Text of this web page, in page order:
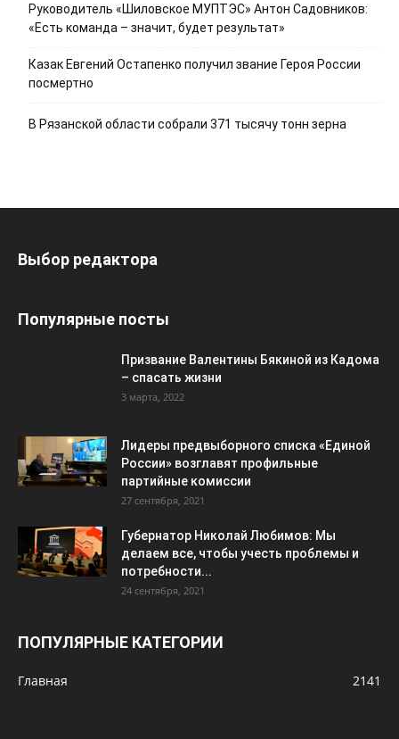
Руководитель «Шиловское МУПТЭС» Антон Садовников:
«Есть команда – значит, будет результат»
Казак Евгений Остапенко получил звание Героя России
посмертно
В Рязанской области собрали 371 тысячу тонн зерна
Выбор редактора
Популярные посты
Призвание Валентины Бякиной из Кадома
– спасать жизни
3 марта, 2022
Лидеры предвыборного списка «Единой
России» возглавят профильные
партийные комиссии
27 сентября, 2021
Губернатор Николай Любимов: Мы
делаем все, чтобы учесть проблемы и
потребности...
24 сентября, 2021
ПОПУЛЯРНЫЕ КАТЕГОРИИ
Главная 2141